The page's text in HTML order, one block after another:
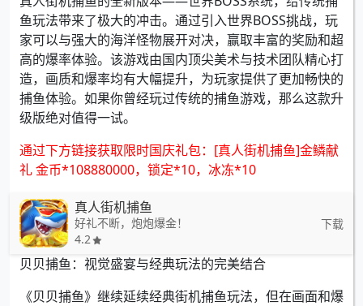
鱼玩法带来了极大的冲击。通过引入世界BOSS挑战，玩
家可以与强大的海洋怪物展开对决，赢取丰富的奖励和超
高的爆率体验。该游戏由国内顶尖美术与技术团队精心打
造，画质和爆率均有大幅提升，为玩家提供了更加畅快的
捕鱼体验。如果你曾经玩过传统的捕鱼游戏，那么这款升
级版绝对值得一试。
通过下方链接获取限时国庆礼包：[真人街机捕鱼]金鳞献
礼 金币*108880000，锁定*10，冰冻*10
真人街机捕鱼
好礼不断，炮炮爆金！
4.2
下载
贝贝捕鱼：视觉盛宴与经典玩法的完美结合
《贝贝捕鱼》继续延续经典街机捕鱼玩法，但在画面和爆